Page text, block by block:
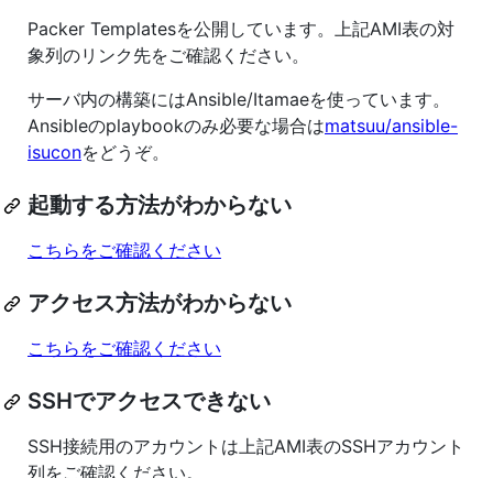
Packer Templatesを公開しています。上記AMI表の対
象列のリンク先をご確認ください。
サーバ内の構築にはAnsible/Itamaeを使っています。
Ansibleのplaybookのみ必要な場合はmatsuu/ansible-
isuconをどうぞ。
起動する方法がわからない
こちらをご確認ください
アクセス方法がわからない
こちらをご確認ください
SSHでアクセスできない
SSH接続用のアカウントは上記AMI表のSSHアカウント
列をご確認ください。